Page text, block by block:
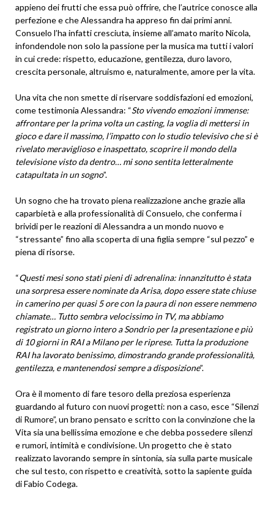
appieno dei frutti che essa può offrire, che l’autrice conosce alla
perfezione e che Alessandra ha appreso fin dai primi anni.
Consuelo l’ha infatti cresciuta, insieme all’amato marito Nicola,
infondendole non solo la passione per la musica ma tutti i valori
in cui crede: rispetto, educazione, gentilezza, duro lavoro,
crescita personale, altruismo e, naturalmente, amore per la vita.
Una vita che non smette di riservare soddisfazioni ed emozioni,
come testimonia Alessandra: “Sto vivendo emozioni immense:
affrontare per la prima volta un casting, la voglia di mettersi in
gioco e dare il massimo, l’impatto con lo studio televisivo che si è
rivelato meraviglioso e inaspettato, scoprire il mondo della
televisione visto da dentro… mi sono sentita letteralmente
catapultata in un sogno”.
Un sogno che ha trovato piena realizzazione anche grazie alla
caparbietà e alla professionalità di Consuelo, che conferma i
brividi per le reazioni di Alessandra a un mondo nuovo e
“stressante” fino alla scoperta di una figlia sempre “sul pezzo” e
piena di risorse.
“Questi mesi sono stati pieni di adrenalina: innanzitutto è stata
una sorpresa essere nominate da Arisa, dopo essere state chiuse
in camerino per quasi 5 ore con la paura di non essere nemmeno
chiamate… Tutto sembra velocissimo in TV, ma abbiamo
registrato un giorno intero a Sondrio per la presentazione e più
di 10 giorni in RAI a Milano per le riprese. Tutta la produzione
RAI ha lavorato benissimo, dimostrando grande professionalità,
gentilezza, e mantenendosi sempre a disposizione”.
Ora è il momento di fare tesoro della preziosa esperienza
guardando al futuro con nuovi progetti: non a caso, esce “Silenzi
di Rumore”, un brano pensato e scritto con la convinzione che la
Vita sia una bellissima emozione e che debba possedere silenzi
e rumori, intimità e condivisione. Un progetto che è stato
realizzato lavorando sempre in sintonia, sia sulla parte musicale
che sul testo, con rispetto e creatività, sotto la sapiente guida
di Fabio Codega.